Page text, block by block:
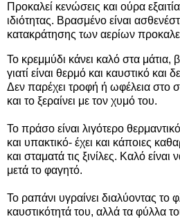
Προκαλεί κενώσεις και ούρα
ιδιότητας. Βρασμένο είναι
κατακράτησης των αερίων
Το κρεμμύδι κάνει καλό στα
γιατί είναι θερμό και καυστικό και
Δεν παρέχει τροφή ή ωφέλεια στο
και το ξεραίνει με τον χυμό του.
Το πράσο είναι λιγότερο
και υπακτικό- έχει και κάποιες
και σταματά τις ξινίλες. Καλό είναι
μετά το φαγητό.
Το ραπάνι υγραίνει διαλύοντας το
καυστικότητά του, αλλά τα φύλλα